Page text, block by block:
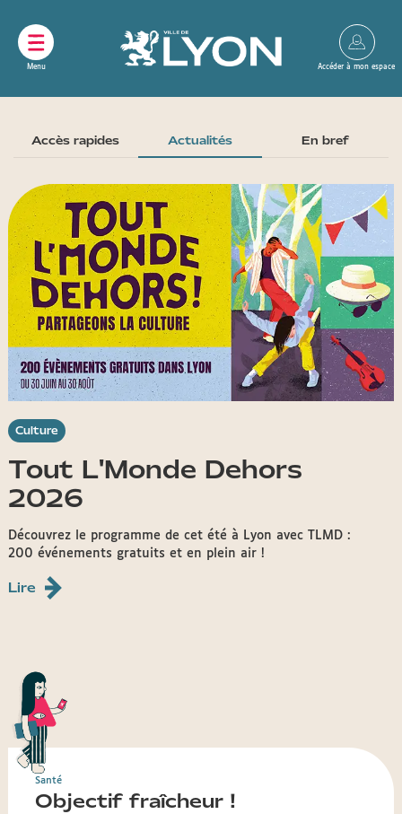
Accès rapides Actualités En bref
CAROUSEL
DES
ACTUALITÉS
Culture
Tout L'Monde Dehors
2026
Découvrez le programme de cet été à Lyon avec TLMD :
200 événements gratuits et en plein air !
Lire
Santé
Objectif fraîcheur !